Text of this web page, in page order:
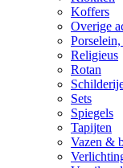
Koffers
Overige
Religieus
Rotan
Sets
Spiegels
Tapijten
Vazen &